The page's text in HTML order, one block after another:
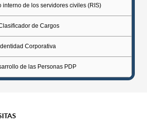
interno de los servidores civiles (RIS)
de Cargos
Corporativa
de las Personas PDP